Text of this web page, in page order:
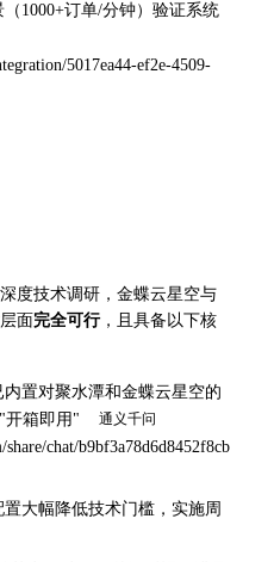
（1000+订单/分钟）验证系统
5017ea44-ef2e-4509-
度技术调研，金蝶云星空与
面完全可行，且具备以下核
内置对聚水潭和金蝶云星空的
开箱即用"
chat/b9bf3a78d6d8452f8cb
置大幅降低技术门槛，实施周